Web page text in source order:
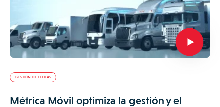
GESTIÓN DE FLOTAS
Métrica Móvil optimiza la gestión y el